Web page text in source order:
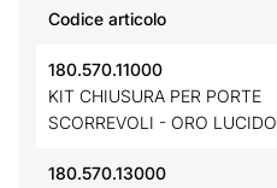
Codice articolo
180.570.11000
KIT CHIUSURA PER PORTE
SCORREVOLI - ORO LUCIDO
180.570.13000